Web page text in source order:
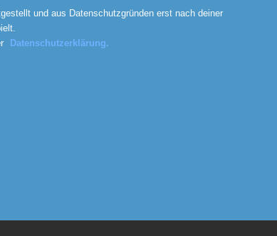
und aus Datenschutzgründen erst nach deiner
Datenschutzerklärung.